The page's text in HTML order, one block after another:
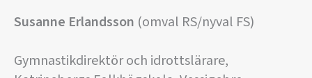
Susanne Erlandsson (omval RS/nyval FS)
Gymnastikdirektör och idrottslärare,